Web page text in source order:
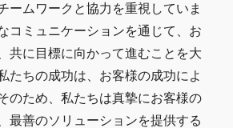
ームワークと協力を重視していま
コミュニケーションを通じて、お
共に目標に向かって進むことを大
たちの成功は、お客様の成功によ
のため、私たちは真摯にお客様の
最善のソリューションを提供する